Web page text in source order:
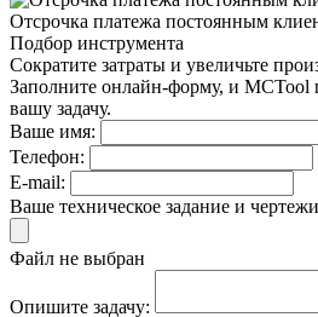
Отсрочка платежа постоянным
Подбор инструмента
Сократите затраты и увеличьте
Заполните онлайн-форму, и MCTool
вашу задачу.
Ваше имя:
Телефон:
E-mail:
Ваше техническое задание и
Файл не выбран
Опишите задачу: